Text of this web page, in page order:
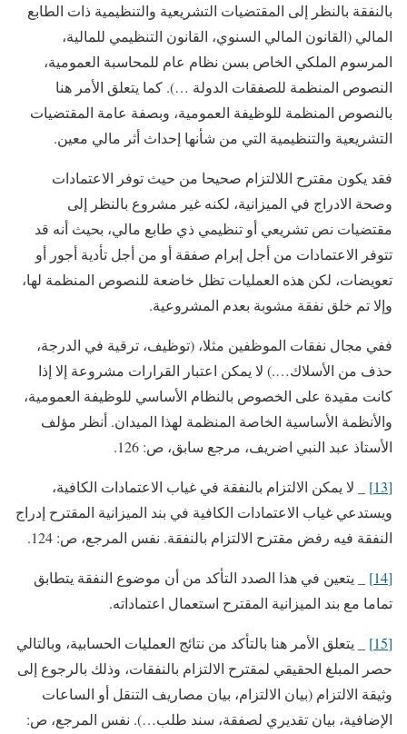
بالنفقة بالنظر إلى المقتضيات التشريعية والتنظيمية ذات الطابع
المالي (القانون المالي السنوي، القانون التنظيمي للمالية،
المرسوم الملكي الخاص بسن نظام عام للمحاسبة العمومية،
النصوص المنظمة للصفقات الدولة …). كما يتعلق الأمر هنا
بالنصوص المنظمة للوظيفة العمومية، وبصفة عامة المقتضيات
التشريعية والتنظيمية التي من شأنها إحداث أثر مالي معين.
فقد يكون مقترح اللالتزام صحيحا من حيث توفر الاعتمادات
وصحة الادراج في الميزانية، لكنه غير مشروع بالنظر إلى
مقتضيات نص تشريعي أو تنظيمي ذي طابع مالي، بحيث أنه قد
تتوفر الاعتمادات من أجل إبرام صفقة أو من أجل تأدية أجور أو
تعويضات، لكن هذه العمليات تظل خاضعة للنصوص المنظمة لها،
وإلا تم خلق نفقة مشوبة بعدم المشروعية.
ففي مجال نفقات الموظفين مثلا، (توظيف، ترقية في الدرجة،
حذف من الأسلاك….) لا يمكن اعتبار القرارات مشروعة إلا إذا
كانت مقيدة على الخصوص بالنظام الأساسي للوظيفة العمومية،
والأنظمة الأساسية الخاصة المنظمة لهذا الميدان. أنظر مؤلف
الأستاذ عبد النبي اضريف، مرجع سابق، ص: 126.
[13]
_ لا يمكن الالتزام بالنفقة في غياب الاعتمادات الكافية،
ويستدعي غياب الاعتمادات الكافية في بند الميزانية المقترح إدراج
النفقة فيه رفض مقترح الالتزام بالنفقة. نفس المرجع، ص: 124.
[14]
_ يتعين في هذا الصدد التأكد من أن موضوع النفقة يتطابق
تماما مع بند الميزانية المقترح استعمال اعتماداته.
[15]
_ يتعلق الأمر هنا بالتأكد من نتائج العمليات الحسابية، وبالتالي
حصر المبلغ الحقيقي لمقترح الالتزام بالنفقات، وذلك بالرجوع إلى
وثيقة الالتزام (بيان الالتزام، بيان مصاريف التنقل أو الساعات
الإضافية، بيان تقديري لصفقة، سند طلب…). نفس المرجع، ص: